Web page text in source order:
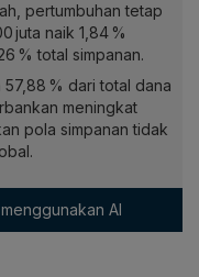
pertumbuhan tetap
juta naik 1,84 %
% total simpanan.
% dari total dana
meningkat
pola simpanan tidak
AI